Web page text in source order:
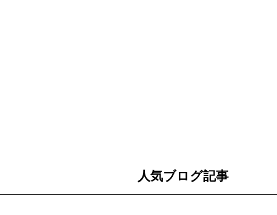
人気ブログ記事